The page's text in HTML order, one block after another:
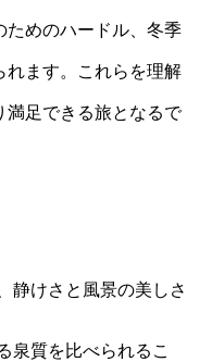
ためのハードル、冬季
れます。これらを理解
満足できる旅となるで
静けさと風景の美しさ
泉質を比べられるこ